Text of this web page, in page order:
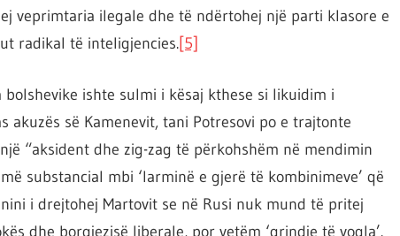
veprimtaria ilegale dhe të ndërtohej një parti klasore e
radikal të inteligjencies.[5]
ishte sulmi i kësaj kthese si likuidim i
së Kamenevit, tani Potresovi po e trajtonte
“aksident dhe zig-zag të përkohshëm në mendimin
substancial mbi ‘larminë e gjerë të kombinimeve’ që
i drejtohej Martovit se në Rusi nuk mund të pritej
dhe borgjezisë liberale, por vetëm ‘grindje të vogla’.